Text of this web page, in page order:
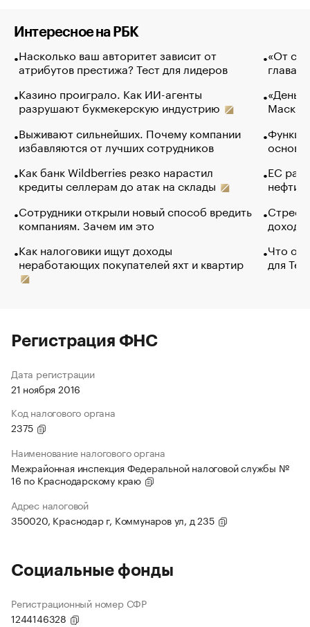
Интересное на РБК
Насколько ваш авторитет зависит от
атрибутов престижа? Тест для лидеров
Казино проиграло. Как ИИ-агенты
разрушают букмекерскую индустрию
Выживают сильнейших. Почему компании
избавляются от лучших сотрудников
Как банк Wildberries резко нарастил
кредиты селлерам до атак на склады
Сотрудники открыли новый способ вредить
компаниям. Зачем им это
Как налоговики ищут доходы
неработающих покупателей яхт и квартир
«От
глава
Маск в
основ
ЕС
нефти
Что
для
Регистрация ФНС
Дата регистрации
21 ноября 2016
Код налогового органа
2375
Наименование налогового органа
Межрайонная инспекция Федеральной налоговой службы №
16 по Краснодарскому краю
Адрес налоговой
350020, Краснодар г, Коммунаров ул, д 235
Социальные фонды
Регистрационный номер СФР
1244146328